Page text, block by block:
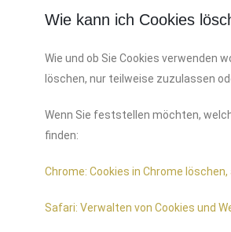
Wie kann ich Cookies
Wie und ob Sie Cookies verwenden
löschen, nur teilweise zuzulassen
Wenn Sie feststellen möchten,
finden:
Chrome: Cookies in Chrome
Safari: Verwalten von Cookies und